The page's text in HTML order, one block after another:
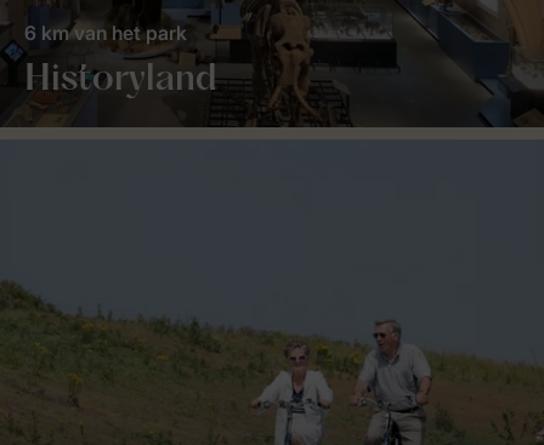
Historyland
6 km van het park